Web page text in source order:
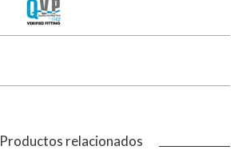
Productos relacionados